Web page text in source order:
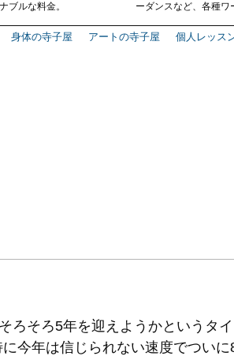
ブルな料金。
ーダンスなど、各種ワ
身体の寺子屋 アートの寺子屋 個人レッス
ろそろ5年を迎えようかというタ
今年は信じられない速度でついに